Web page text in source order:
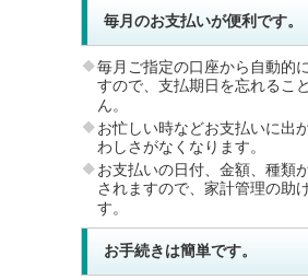
毎月のお支払いが便利です。
毎月ご指定の口座から自動的
すので、支払期日を忘れるこ
ん。
お忙しい時などお支払いに出
わしさがなくなります。
お支払いの日付、金額、種類
されますので、家計管理の助
す。
お手続きは簡単です。